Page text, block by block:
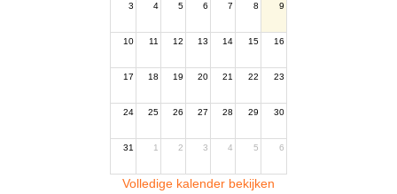
3 4 5 6 7 8 9
10 11 12 13 14 15 16
17 18 19 20 21 22 23
24 25 26 27 28 29 30
31 1 2 3 4 5 6
Volledige kalender bekijken